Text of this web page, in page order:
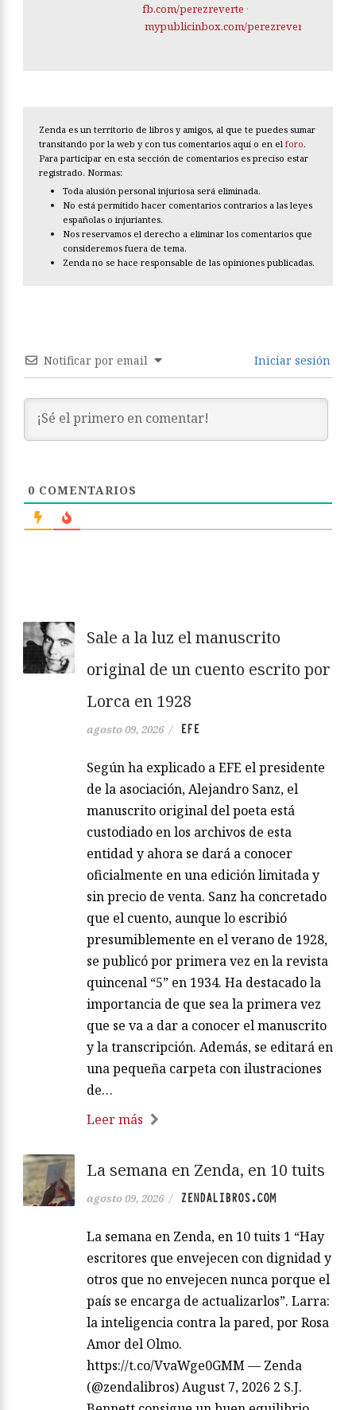
fb.com/perezreverte ·
mypublicinbox.com/perezreverte
Zenda es un territorio de libros y amigos, al que te puedes sumar
transitando por la web y con tus comentarios aquí o en el foro.
Para participar en esta sección de comentarios es preciso estar
registrado. Normas:
Toda alusión personal injuriosa será eliminada.
No está permitido hacer comentarios contrarios a las leyes
españolas o injuriantes.
Nos reservamos el derecho a eliminar los comentarios que
consideremos fuera de tema.
Zenda no se hace responsable de las opiniones publicadas.
Notificar por email Iniciar sesión
0 COMENTARIOS
Sale a la luz el manuscrito
original de un cuento escrito por
Lorca en 1928
agosto 09, 2026 / EFE
Según ha explicado a EFE el presidente
de la asociación, Alejandro Sanz, el
manuscrito original del poeta está
custodiado en los archivos de esta
entidad y ahora se dará a conocer
oficialmente en una edición limitada y
sin precio de venta. Sanz ha concretado
que el cuento, aunque lo escribió
presumiblemente en el verano de 1928,
se publicó por primera vez en la revista
quincenal “5” en 1934. Ha destacado la
importancia de que sea la primera vez
que se va a dar a conocer el manuscrito
y la transcripción. Además, se editará en
una pequeña carpeta con ilustraciones
de…
Leer más
La semana en Zenda, en 10 tuits
agosto 09, 2026 / ZENDALIBROS.COM
La semana en Zenda, en 10 tuits 1 “Hay
escritores que envejecen con dignidad y
otros que no envejecen nunca porque el
país se encarga de actualizarlos”. Larra:
la inteligencia contra la pared, por Rosa
Amor del Olmo.
https://t.co/VvaWge0GMM — Zenda
(@zendalibros) August 7, 2026 2 S.J.